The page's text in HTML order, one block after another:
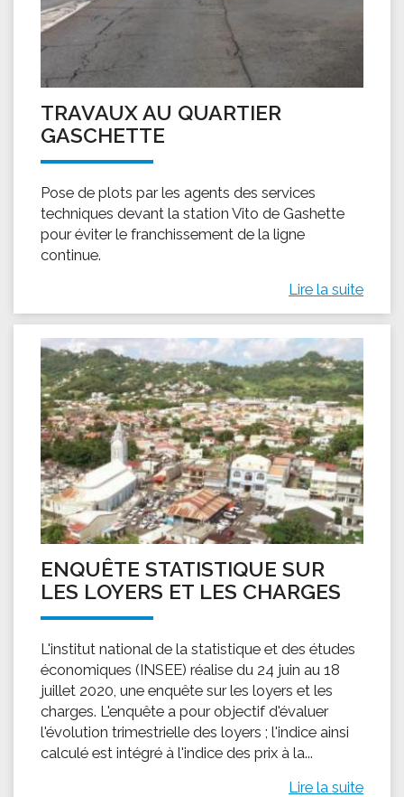
TRAVAUX AU QUARTIER
GASCHETTE
Pose de plots par les agents des services
techniques devant la station Vito de Gashette
pour éviter le franchissement de la ligne
continue.
Lire la suite
ENQUÊTE STATISTIQUE SUR
LES LOYERS ET LES CHARGES
L'institut national de la statistique et des études
économiques (INSEE) réalise du 24 juin au 18
juillet 2020, une enquête sur les loyers et les
charges. L'enquête a pour objectif d'évaluer
l'évolution trimestrielle des loyers ; l'indice ainsi
calculé est intégré à l'indice des prix à la...
Lire la suite